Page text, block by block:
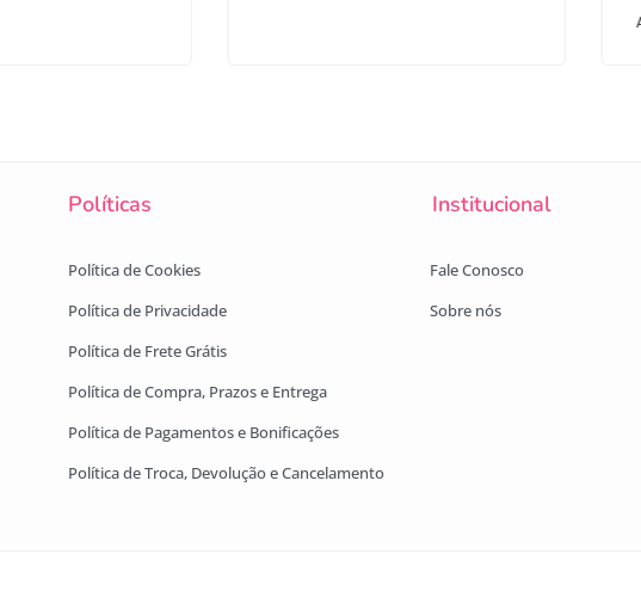
Políticas Institucional
Política de Cookies
Política de Privacidade
Política de Frete Grátis
Política de Compra, Prazos e Entrega
Política de Pagamentos e Bonificações
Política de Troca, Devolução e Cancelamento
Fale Conosco
Sobre nós